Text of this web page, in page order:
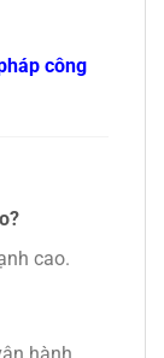
công
cao.
hành.